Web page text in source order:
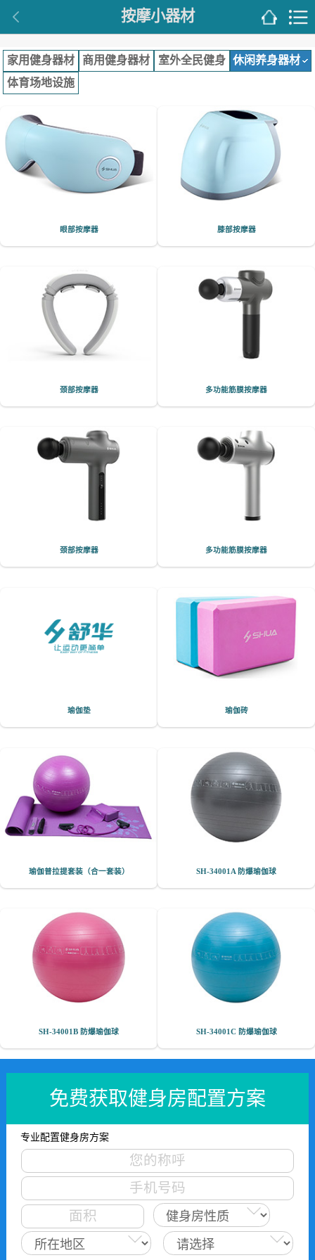
按摩小器材
家用健身器材 商用健身器材 室外全民健身 休闲养身器材
体育场地设施
眼部按摩器 膝部按摩器
颈部按摩器 多功能筋膜按摩器
颈部按摩器 多功能筋膜按摩器
瑜伽垫 瑜伽砖
瑜伽普拉提套装（合一套装） SH-34001A 防爆瑜伽球
SH-34001B 防爆瑜伽球 SH-34001C 防爆瑜伽球
免费获取健身房配置方案
专业配置健身房方案